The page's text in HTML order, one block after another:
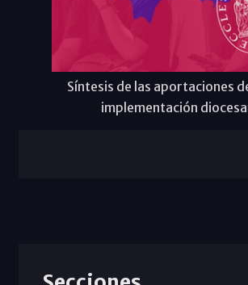
Síntesis de las aportaciones
implementación